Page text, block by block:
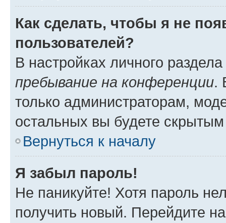
Как сделать, чтобы я не
пользователей?
В настройках личного
пребывание на конференции.
только администраторам,
остальных вы будете
Вернуться к началу
Я забыл пароль!
Не паникуйте! Хотя пароль
получить новый. Перейдите